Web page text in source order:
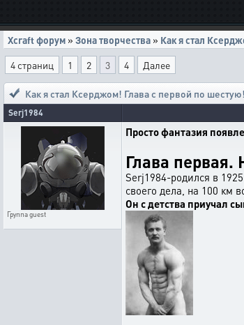
Xcraft форум » Зона творчества » Как я стал
4 страниц
1 2 3 4 Далее
Как я стал Ксерджом! Глава с первой по
Serj1984
Группаguest
Просто фантазия
Глава первая.
Serj1984-родился в
своего дела, на 100 км
Он с детства приучал